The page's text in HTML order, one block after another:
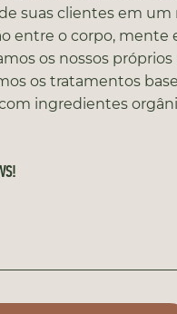
suas clientes em
entre o corpo, mente
os nossos
os tratamentos
ingredientes